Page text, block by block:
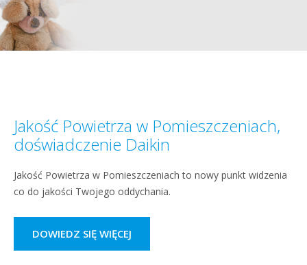
Jakość Powietrza w Pomieszczeniach,
doświadczenie Daikin
Jakość Powietrza w Pomieszczeniach to nowy punkt widzenia
co do jakości Twojego oddychania.
DOWIEDZ SIĘ WIĘCEJ